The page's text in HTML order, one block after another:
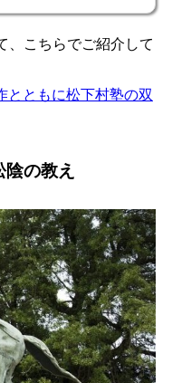
、こちらでご紹介して
とともに松下村塾の双
の教え